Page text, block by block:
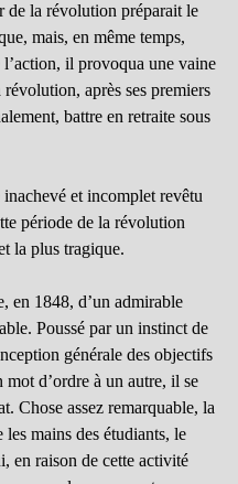
de la révolution préparait le
mais, en même temps,
l’action, il provoqua une vaine
après ses premiers
battre en retraite sous
et incomplet revêtu
période de la révolution
la plus tragique.
en 1848, d’un admirable
Poussé par un instinct de
générale des objectifs
mot d’ordre à un autre, il se
Chose assez remarquable, la
mains des étudiants, le
en raison de cette activité